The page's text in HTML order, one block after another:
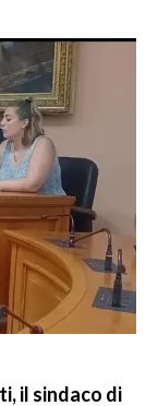
il sindaco di